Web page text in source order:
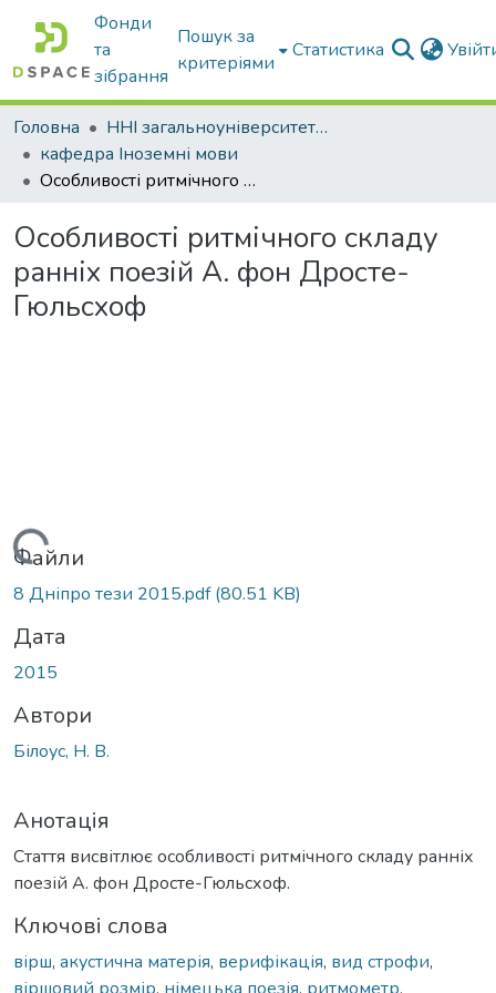
Фонди
та
зібрання
Пошук за
критеріями
Статистика
Головна
ННІ загальноуніверситетської підготовки
кафедра Іноземні мови
Особливості ритмічного складу ранніх поезій А. фон Дросте-Гюльсхоф
Особливості ритмічного складу
ранніх поезій А. фон Дросте-
Гюльсхоф
Вантажиться...
Файли
8 Дніпро тези 2015.pdf(80.51 KB)
Дата
2015
Автори
Білоус, Н. В.
Анотація
Стаття висвітлює особливості ритмічного складу ранніх
поезій А. фон Дросте-Гюльсхоф.
Ключові слова
вірш, акустична матерія, верифікація, вид строфи,